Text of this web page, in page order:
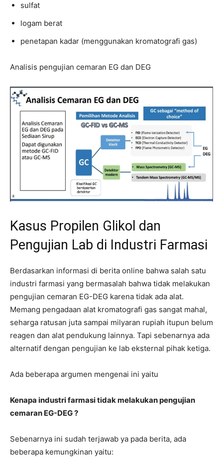
sulfat
logam berat
penetapan kadar (menggunakan kromatografi gas)
Analisis pengujian cemaran EG dan DEG
Kasus Propilen Glikol dan
Pengujian Lab di Industri Farmasi
Berdasarkan informasi di berita online bahwa salah satu
industri farmasi yang bermasalah bahwa tidak melakukan
pengujian cemaran EG-DEG karena tidak ada alat.
Memang pengadaan alat kromatografi gas sangat mahal,
seharga ratusan juta sampai milyaran rupiah itupun belum
reagen dan alat pendukung lainnya. Tapi sebenarnya ada
alternatif dengan pengujian ke lab eksternal pihak ketiga.
Ada beberapa argumen mengenai ini yaitu
Kenapa industri farmasi tidak melakukan pengujian
cemaran EG-DEG ?
Sebenarnya ini sudah terjawab ya pada berita, ada
beberapa kemungkinan yaitu: